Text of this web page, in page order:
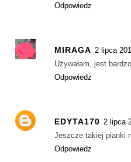
Odpowiedz
MIRAGA 2 lipca
Używałam, jest
Odpowiedz
EDYTA170 2 lipca
Jeszcze takiej pianki
Odpowiedz